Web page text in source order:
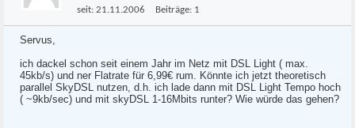
seit: 21.11.2006 Beiträge: 1
Servus,
ich dackel schon seit einem Jahr im Netz mit DSL Light ( max.
45kb/s) und ner Flatrate für 6,99€ rum. Könnte ich jetzt theoretisch
parallel SkyDSL nutzen, d.h. ich lade dann mit DSL Light Tempo hoch
( ~9kb/sec) und mit skyDSL 1-16Mbits runter? Wie würde das gehen?